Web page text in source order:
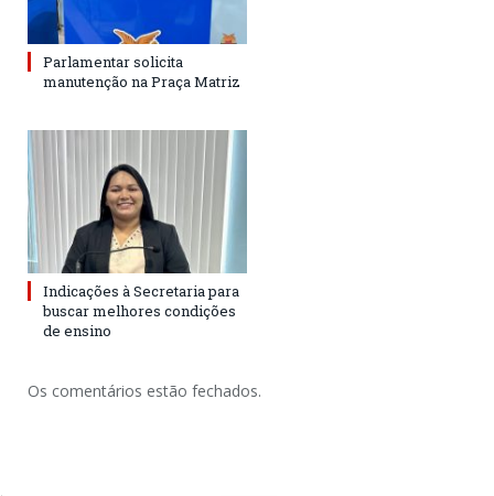
Parlamentar solicita
manutenção na Praça Matriz
Indicações à Secretaria para
buscar melhores condições
de ensino
Os comentários estão fechados.